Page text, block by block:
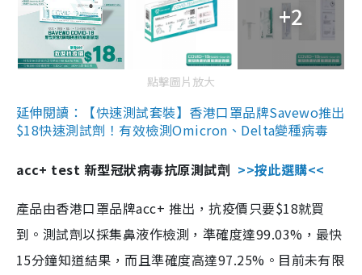
+2
點擊圖片放大
延伸閱讀：【快速測試套裝】香港口罩品牌Savewo推出
$18快速測試劑！有效檢測Omicron、Delta變種病毒
acc+ test 新型冠狀病毒抗原測試劑 >>按此選購<<
產品由香港口罩品牌acc+ 推出，抗疫價只要$18就買
到。測試劑以採集鼻液作檢測，準確度達99.03%，最快
15分鐘知道結果，而且準確度高達97.25%。目前未有限